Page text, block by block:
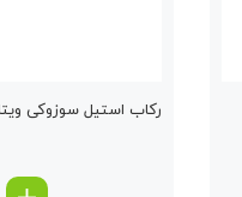
ركاب استیل سوزوکی